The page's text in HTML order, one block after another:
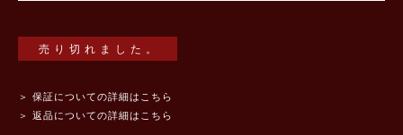
売り切れました。
＞ 保証についての詳細はこちら
＞ 返品についての詳細はこちら